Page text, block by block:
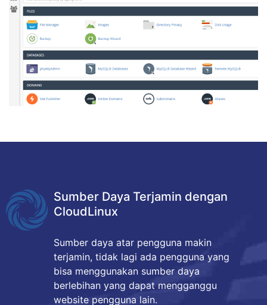
Sumber Daya Terjamin dengan
CloudLinux
Sumber daya atar pengguna makin
terjamin, tidak lagi ada pengguna yang
bisa menggunakan sumber daya
berlebihan yang dapat mengganggu
website pengguna lain.